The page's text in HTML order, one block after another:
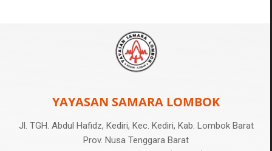
YAYASAN SAMARA LOMBOK
Jl. TGH. Abdul Hafidz, Kediri, Kec. Kediri, Kab. Lombok Barat
Prov. Nusa Tenggara Barat